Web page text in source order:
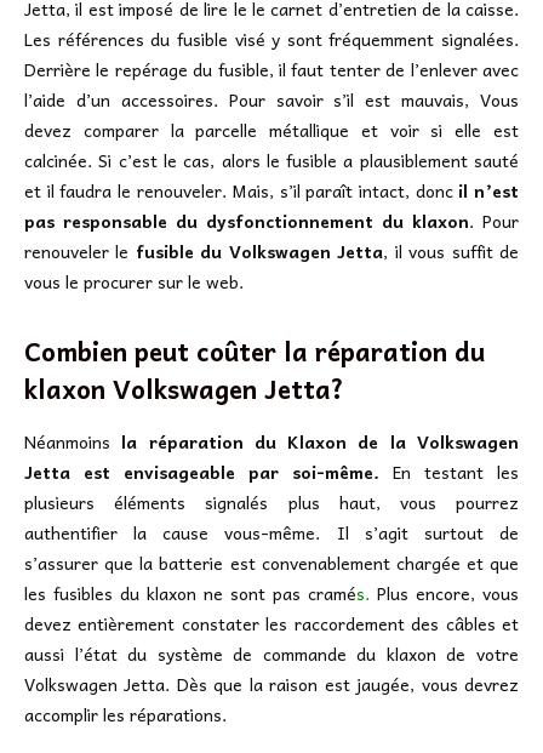
Jetta, il est imposé de lire le le carnet d’entretien de la caisse.
Les références du fusible visé y sont fréquemment signalées.
Derrière le repérage du fusible, il faut tenter de l’enlever avec
l’aide d’un accessoires. Pour savoir s’il est mauvais, Vous
devez comparer la parcelle métallique et voir si elle est
calcinée. Si c’est le cas, alors le fusible a plausiblement sauté
et il faudra le renouveler. Mais, s’il paraît intact, donc il n’est
pas responsable du dysfonctionnement du klaxon. Pour
renouveler le fusible du Volkswagen Jetta, il vous suffit de
vous le procurer sur le web.
Combien peut coûter la réparation du
klaxon Volkswagen Jetta?
Néanmoins la réparation du Klaxon de la Volkswagen
Jetta est envisageable par soi-même. En testant les
plusieurs éléments signalés plus haut, vous pourrez
authentifier la cause vous-même. Il s’agit surtout de
s’assurer que la batterie est convenablement chargée et que
les fusibles du klaxon ne sont pas cramés. Plus encore, vous
devez entièrement constater les raccordement des câbles et
aussi l’état du système de commande du klaxon de votre
Volkswagen Jetta. Dès que la raison est jaugée, vous devrez
accomplir les réparations.